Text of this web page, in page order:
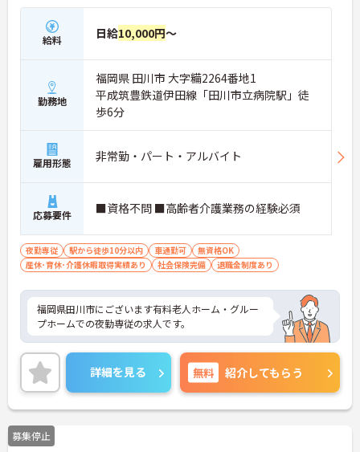
給料 日給10,000円～
勤務地
福岡県 田川市 大字糒2264番地1
平成筑豊鉄道伊田線「田川市立病院駅」徒
歩6分
雇用形態 非常勤・パート・アルバイト
応募要件 ■資格不問 ■高齢者介護業務の経験必須
夜勤専従 駅から徒歩10分以内 車通勤可
無資格OK
産休･育休･介護休暇取得実績あり
社会保険完備 退職金制度あり
福岡県田川市にございます有料老人ホーム・グルー
プホームでの夜勤専従の求人です。
詳細を見る 無料 紹介してもらう
募集停止